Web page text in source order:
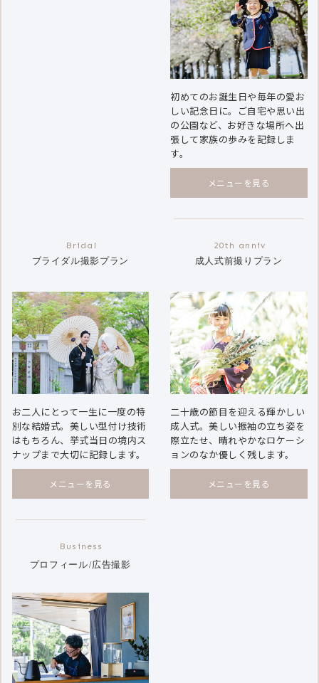
初めてのお誕生日や毎年の愛お
しい記念日に。ご自宅や思い出
の公園など、お好きな場所へ出
張して家族の歩みを記録しま
す。
メニューを見る
ブライダル撮影プラン
お二人にとって一生に一度の特
別な結婚式。美しい型付け技術
はもちろん、挙式当日の境内ス
ナップまで大切に記録します。
メニューを見る
成人式前撮りプラン
二十歳の節目を迎える輝かしい
成人式。美しい振袖の立ち姿を
際立たせ、晴れやかなロケーシ
ョンのなか優しく残します。
メニューを見る
プロフィール/広告撮影